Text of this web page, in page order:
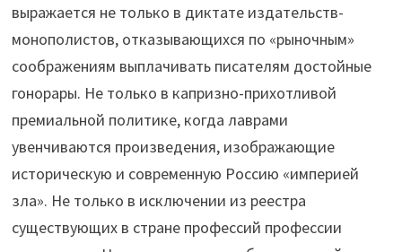
выражается не только в диктате издательств-
монополистов, отказывающихся по «рыночным»
соображениям выплачивать писателям достойные
гонорары. Не только в капризно-прихотливой
премиальной политике, когда лаврами
увенчиваются произведения, изображающие
историческую и современную Россию «империей
зла». Не только в исключении из реестра
существующих в стране профессий профессии